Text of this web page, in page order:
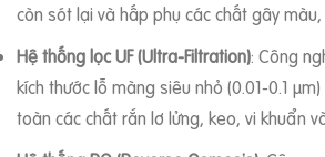
còn sót lại và hấp phụ các chất gây màu,
Hệ thống lọc UF (Ultra-Filtration): Công
kích thước lỗ màng siêu nhỏ (0.01-0.1
toàn các chất rắn lơ lửng, keo, vi khuẩn